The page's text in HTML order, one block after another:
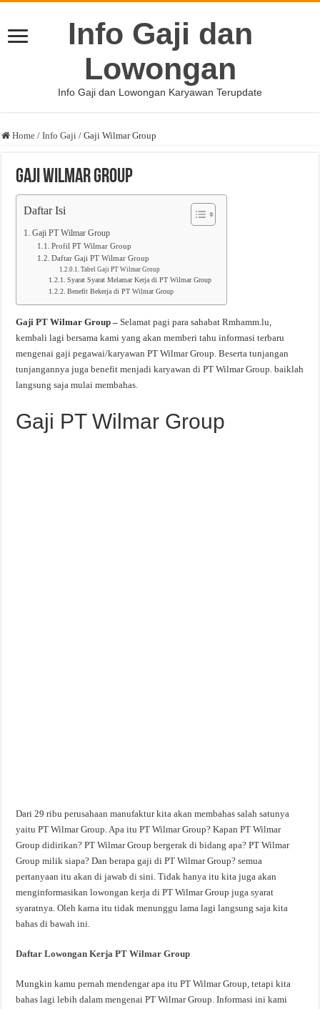
Info Gaji dan
Lowongan
Info Gaji dan Lowongan Karyawan Terupdate
Home / Info Gaji / Gaji Wilmar Group
Gaji Wilmar Group
Daftar Isi
Gaji PT Wilmar Group
Profil PT Wilmar Group
Daftar Gaji PT Wilmar Group
Tabel Gaji PT Wilmar Group
Syarat Syarat Melamar Kerja di PT Wilmar Group
Benefit Bekerja di PT Wilmar Group
Gaji PT Wilmar Group –Selamat pagi para sahabat Rmhamm.lu,
kembali lagi bersama kami yang akan memberi tahu informasi terbaru
mengenai gaji pegawai/karyawan PT Wilmar Group. Beserta tunjangan
tunjangannya juga benefit menjadi karyawan di PT Wilmar Group. baiklah
langsung saja mulai membahas.
Gaji PT Wilmar Group
Dari 29 ribu perusahaan manufaktur kita akan membahas salah satunya
yaitu PT Wilmar Group. Apa itu PT Wilmar Group? Kapan PT Wilmar
Group didirikan? PT Wilmar Group bergerak di bidang apa? PT Wilmar
Group milik siapa? Dan berapa gaji di PT Wilmar Group? semua
pertanyaan itu akan di jawab di sini. Tidak hanya itu kita juga akan
menginformasikan lowongan kerja di PT Wilmar Group juga syarat
syaratnya. Oleh karna itu tidak menunggu lama lagi langsung saja kita
bahas di bawah ini.
Daftar Lowongan Kerja PT Wilmar Group
Mungkin kamu pernah mendengar apa itu PT Wilmar Group, tetapi kita
bahas lagi lebih dalam mengenai PT Wilmar Group. Informasi ini kami